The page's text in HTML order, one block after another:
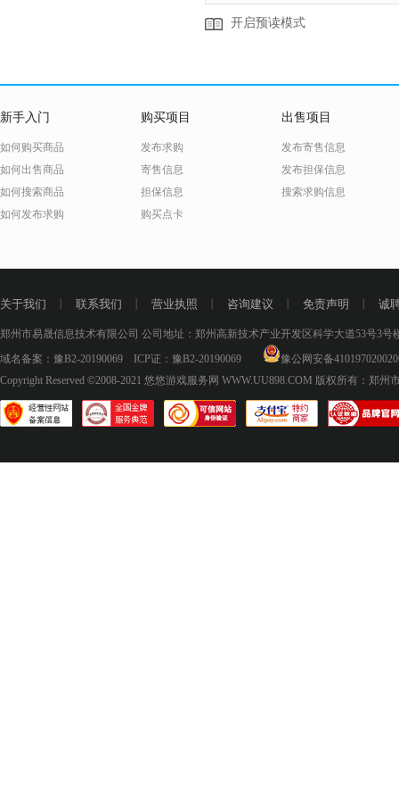
开启预读模式
新手入门
如何购买商品
如何出售商品
如何搜索商品
如何发布求购
购买项目
发布求购
寄售信息
担保信息
购买点卡
出售项目
发布寄售信息
发布担保信息
搜索求购信息
关于我们 联系我们 营业执照 咨询建议 免责声明 诚
郑州市易晟信息技术有限公司 公司地址：郑州高新技术产业开发区科学大道53号3号
域名备案： 豫B2-20190069 ICP证： 豫B2-20190069
豫公网安备
Copyright Reserved ©2008-2021 悠悠游戏服务网 WWW.UU898.COM 版权所有：郑州